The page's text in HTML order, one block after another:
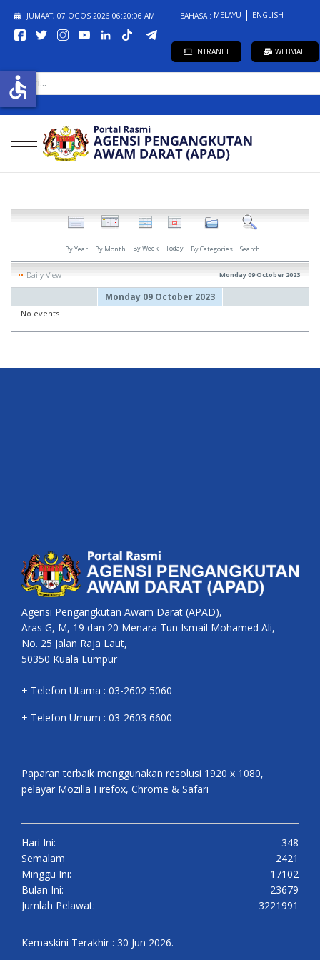
JUMAAT, 07 OGOS 2026 06:20:06 AM BAHASA : MELAYU ENGLISH
INTRANET WEBMAIL
CARI...
By Year By Month By Week Today By Categories Search
Daily View Monday 09 October 2023
Monday 09 October 2023
No events
Agensi Pengangkutan Awam Darat (APAD),
Aras G, M, 19 dan 20 Menara Tun Ismail Mohamed Ali,
No. 25 Jalan Raja Laut,
50350 Kuala Lumpur
+ Telefon Utama : 03-2602 5060
+ Telefon Umum : 03-2603 6600
Paparan terbaik menggunakan resolusi 1920 x 1080,
pelayar Mozilla Firefox, Chrome & Safari
Hari Ini:
348
Semalam
2421
Minggu Ini:
17102
Bulan Ini:
23679
Jumlah Pelawat:
3221991
Kemaskini Terakhir : 30 Jun 2026.
accessible